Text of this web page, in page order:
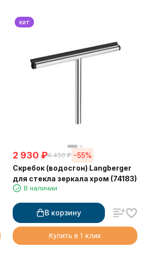
хит
2 930 ₽6 450 ₽ -55%
Скребок (водосгон) Langberger
для стекла зеркала хром (74183)
В наличии
В корзину
Купить в 1 клик